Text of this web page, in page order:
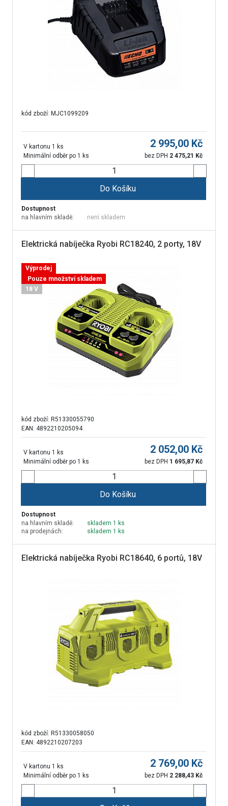
kód zboží: MJC1099209
V kartonu 1 ks
Minimální odběr po 1 ks
2 995,00 Kč
bez DPH 2 475,21 Kč
Do Košíku
Dostupnost
na hlavním skladě:
není skladem
Elektrická nabíječka Ryobi RC18240, 2 porty, 18V
Výprodej
Pouze množství skladem
18 V
kód zboží: R51330055790
EAN: 4892210205094
V kartonu 1 ks
Minimální odběr po 1 ks
2 052,00 Kč
bez DPH 1 695,87 Kč
Do Košíku
Dostupnost
na hlavním skladě:
skladem 1 ks
na prodejnách:
skladem 1 ks
Elektrická nabíječka Ryobi RC18640, 6 portů, 18V
kód zboží: R51330058050
EAN: 4892210207203
V kartonu 1 ks
Minimální odběr po 1 ks
2 769,00 Kč
bez DPH 2 288,43 Kč